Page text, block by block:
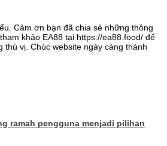
Cảm ơn bạn đã chia sẻ những thông
khảo EA88 tại https://ea88.food/ để
thú vị. Chúc website ngày càng thành
ramah pengguna menjadi pilihan